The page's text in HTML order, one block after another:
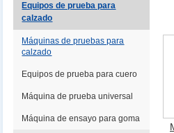
Equipos de prueba para
calzado
Máquinas de pruebas para
calzado
Equipos de prueba para cuero
Máquina de prueba universal
Máquina de ensayo para goma